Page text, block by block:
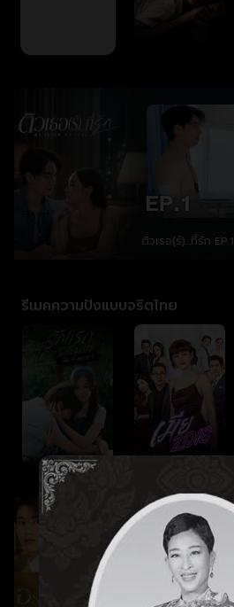
ติวเธอ(ร์)...ที่รัก EP.1
รีเมคความปังแบบจริตไทย